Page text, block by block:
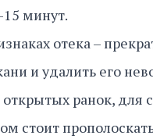
минут.
отека –
и удалить его
открытых ранок, для
стоит